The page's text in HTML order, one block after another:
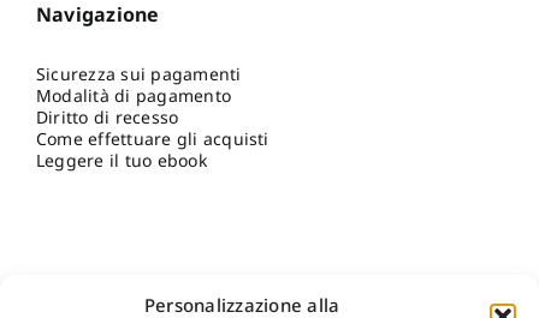
Personalizzazione alla
Navigazione
Sicurezza sui pagamenti
Modalità di pagamento
Diritto di recesso
Come effettuare gli acquisti
Leggere il tuo ebook